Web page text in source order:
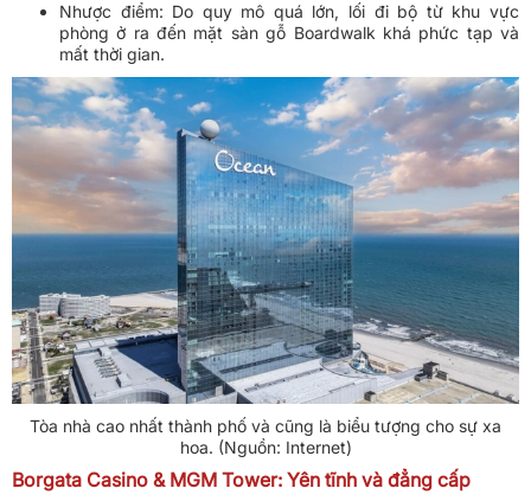
Nhược điểm: Do quy mô quá lớn, lối đi bộ từ khu vực
phòng ở ra đến mặt sàn gỗ Boardwalk khá phức tạp và
mất thời gian.
Tòa nhà cao nhất thành phố và cũng là biểu tượng cho sự xa
hoa. (Nguồn: Internet)
Borgata Casino & MGM Tower: Yên tĩnh và đẳng cấp